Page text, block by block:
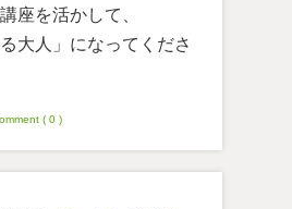
座を活かして、
大人」になってくださ
( 0 )